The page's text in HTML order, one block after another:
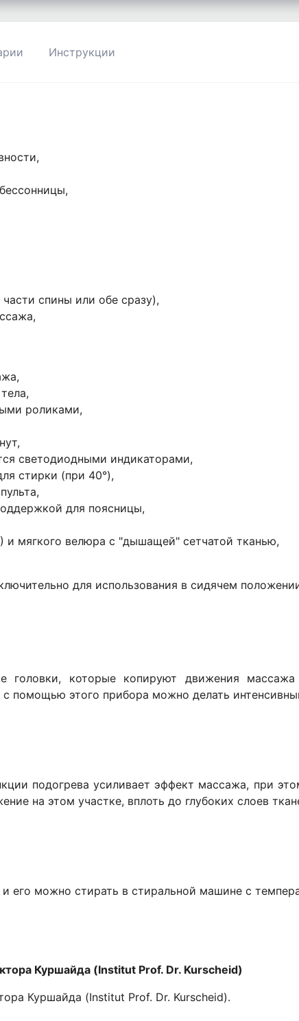
Инструкции
спины или обе сразу),
роликами,
светодиодными индикаторами,
стирки (при 40°),
для поясницы,
и мягкого велюра с "дышащей" сетчатой тканью,
для использования в сидячем
головки, которые копируют движения
помощью этого прибора можно делать
подогрева усиливает эффект массажа, при
на этом участке, вплоть до глубоких слоев
его можно стирать в стиральной машине с
Куршайда (Institut Prof. Dr. Kurscheid)
Куршайда (Institut Prof. Dr. Kurscheid).